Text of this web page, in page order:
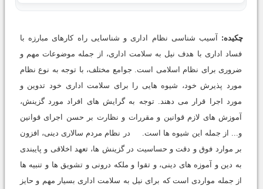
چکیده: آسیب شناسی نظام اداری و شناسایی راه کارهای مبارزه با
فساد اداری با هدف نیل به سلامت اداری، از جمله موضوعات مهم و
ضروری برای نظام اسلامی است. جوامع مختلف، با توجه به نوع نظام
مورد پذیرش خود، شیوه هایی را برای سلامت اداری خود تدوین و
مورد اجرا قرار می دهند. توجه به گرایش های افراد مورد گزینش،
آموزش های لازم قوانین و مقررات و نظارت بر حسن اجرای قوانین
و... از جمله این شیوه ها است. در نظام مردم سالاری دینی، افزون
بر موارد فوق و دقت و حساسیت در گزینش ها، تعهد اخلاقی و پایبندی
به دین و آموزه های دینی، و تقوا و ملکه درونی و تشویق ها و تنبیه ها
از جمله مواردی است که برای نیل به سلامت اداری بسیار مهم و حایز